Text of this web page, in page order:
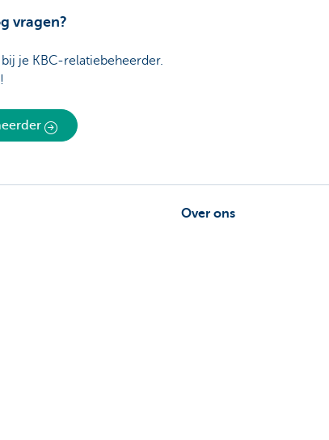
vragen?
je KBC-relatiebeheerder.
Over ons